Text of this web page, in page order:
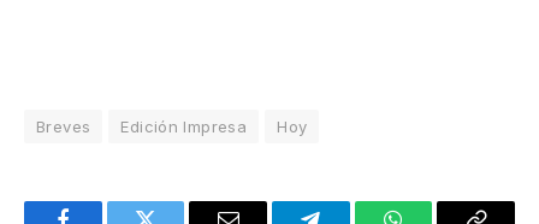
Breves Edición Impresa Hoy